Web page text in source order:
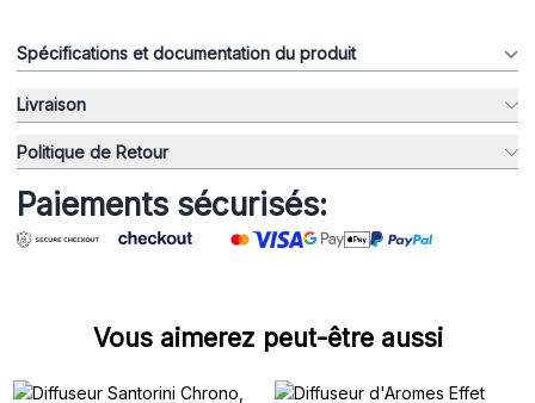
Spécifications et documentation du produit
Livraison
Politique de Retour
Paiements sécurisés:
Vous aimerez peut-être aussi